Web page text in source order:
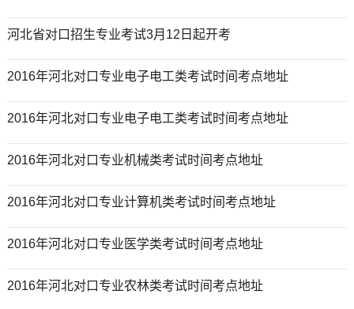
河北省对口招生专业考试3月12日起开考
2016年河北对口专业电子电工类考试时间考点地址
2016年河北对口专业电子电工类考试时间考点地址
2016年河北对口专业机械类考试时间考点地址
2016年河北对口专业计算机类考试时间考点地址
2016年河北对口专业医学类考试时间考点地址
2016年河北对口专业农林类考试时间考点地址